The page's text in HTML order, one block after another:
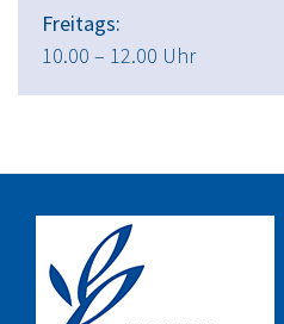
Freitags:
10.00 – 12.00 Uhr